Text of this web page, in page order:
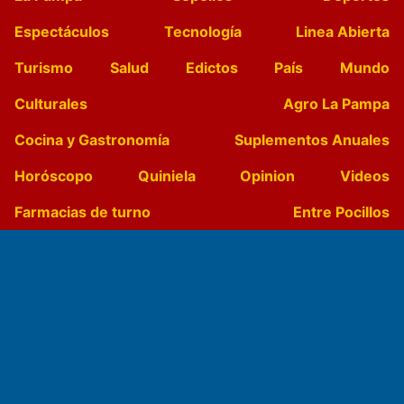
Espectáculos
Tecnología
Linea Abierta
Turismo
Salud Edictos País
Mundo
Culturales
Agro La Pampa
Cocina y Gastronomía
Suplementos Anuales
Horóscopo
Quiniela Opinion
Videos
Farmacias de turno
Entre Pocillos